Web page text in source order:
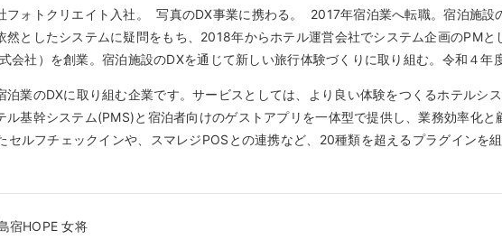
フォトクリエイト入社。 写真のDX事業に携わる。 2017年宿泊業へ転職。宿泊施
然としたシステムに疑問をもち、2018年からホテル運営会社でシステム企画のPM
会社）を創業。宿泊施設のDXを通じて新しい旅行体験づくりに取り組む。令和４年
泊業のDXに取り組む企業です。サービスとしては、より良い体験をつくるホテルシ
ル基幹システム(PMS)と宿泊者向けのゲストアプリを一体型で提供し、業務効率化と
セルフチェックインや、スマレジPOSとの連携など、20種類を超えるプラグインを
宿HOPE 女将